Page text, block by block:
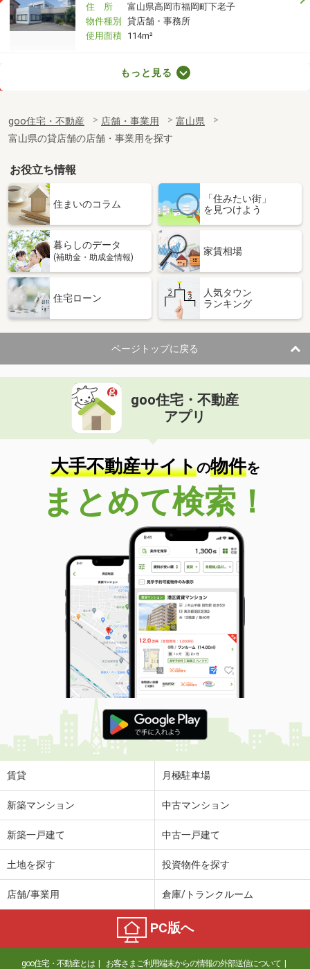
住 所
富山県高岡市福岡町下老子
物件種別
貸店舗・事務所
使用面積 114m²
富山県富山市桜町１丁目
物件種別 貸駐車場
使用面積 -
富山県富山市千歳町１丁目
価 格
1.76万円
富山県富山市千歳町１丁目
物件種別 貸駐車場
使用面積
富山県富山市上袋
17.60万円
住 所
富山県富山市上袋
物件種別 貸店舗（建物一部）
使用面積 160m²
富山県富山市星井町１丁目
価 格
住 所
富山県富山市星井町１丁目
物件種別 貸駐車場
使用面積
-
富山県富山市星井町１丁目
価 格
0.80万円
富山県富山市星井町１丁目
貸駐車場
使用面積 -
もっと見る
goo住宅・不動産 店舗・事業用
富山県
富山県の貸店舗の店舗・事業用を探す
お役立ち情報
住まいのコラム
「住みたい街」
を見つけよう
暮らしのデータ
(補助金・助成金情報)
家賃相場
住宅ローン
人気タウン
ランキング
ページトップに戻る
goo住宅・不動産
アプリ
大手不動産サイトの物件を
まとめて検索！
賃貸 月極駐車場
新築マンション 中古マンション
新築一戸建て 中古一戸建て
土地を探す 投資物件を探す
店舗/事業用 倉庫/トランクルーム
PC版へ
goo住宅・不動産とは お客さまご利用端末からの情報の外部送信について